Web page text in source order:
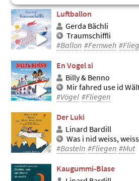
Luftballon
Gerda Bächli
Traumschiffli
#Ballon #Fernweh
En Vogel si
Billy & Benno
Mir fahred use id
#Vögel #Fliegen
Der Luki
Linard Bardill
Was i nid weiss,
#Basteln #Fliegen #Mut
Kaugummi-Blase